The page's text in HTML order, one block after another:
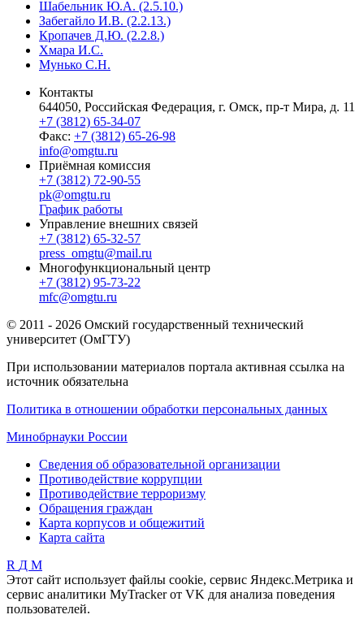
Шабельник Ю.А. (2.5.10.)
Забегайло И.В. (2.2.13.)
Кропачев Д.Ю. (2.2.8.)
Хмара И.С.
Мунько С.Н.
Контакты
644050, Российская Федерация, г. Омск, пр-т Мира, д. 11
+7 (3812) 65-34-07
Факс: +7 (3812) 65-26-98
info@omgtu.ru
Приёмная комиссия
+7 (3812) 72-90-55
pk@omgtu.ru
График работы
Управление внешних связей
+7 (3812) 65-32-57
press_omgtu@mail.ru
Многофункциональный центр
+7 (3812) 95-73-22
mfc@omgtu.ru
© 2011 - 2026 Омский государственный технический
университет (ОмГТУ)
При использовании материалов портала активная ссылка на
источник обязательна
Политика в отношении обработки персональных данных
Минобрнауки России
Сведения об образовательной организации
Противодействие коррупции
Противодействие терроризму
Обращения граждан
Карта корпусов и общежитий
Карта сайта
R Д М
Этот сайт использует файлы cookie, сервис Яндекс.Метрика и
сервис аналитики MyTracker от VK для анализа поведения
пользователей.